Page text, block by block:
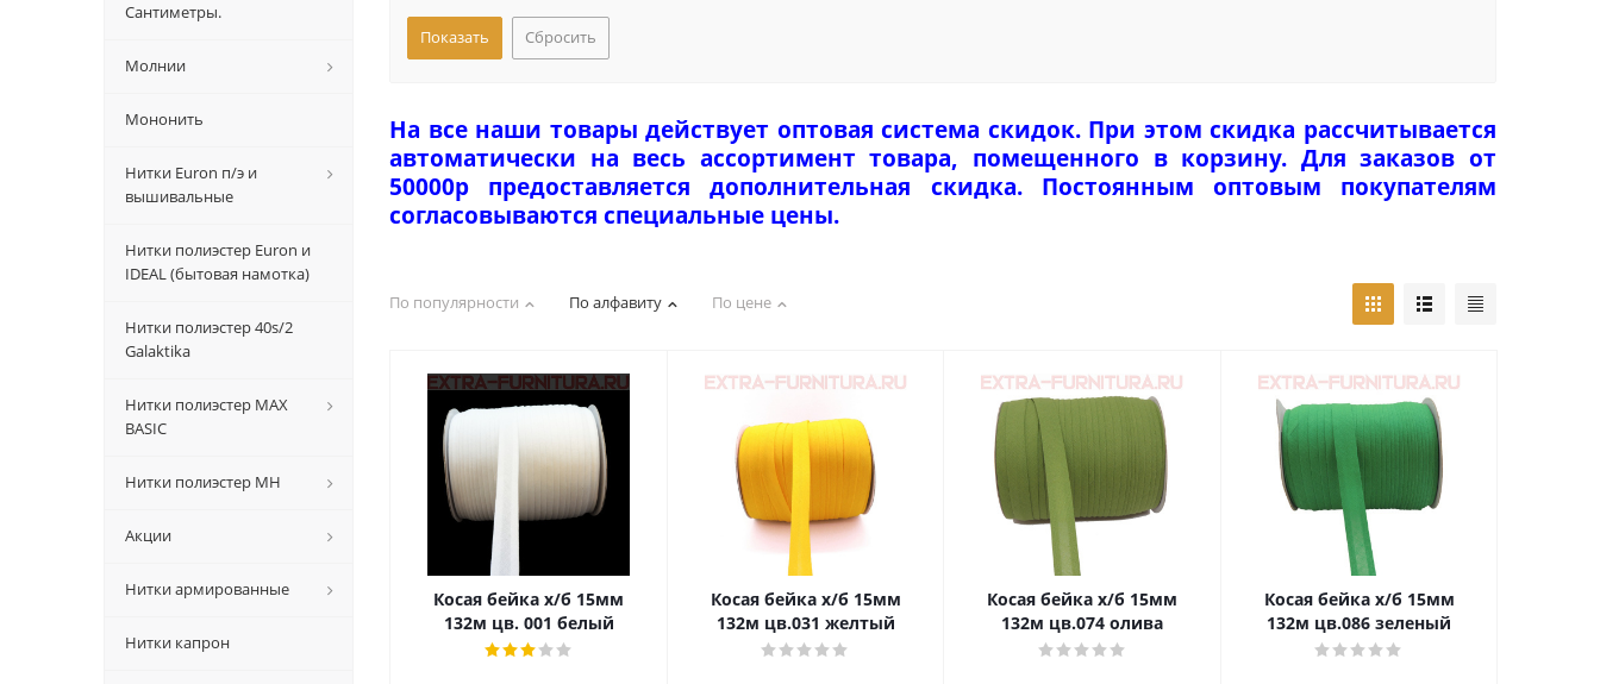
Сбросить
На все наши товары действует оптовая система скидок. При этом скидка рассчитывается
автоматически на весь ассортимент товара, помещенного в корзину. Для заказов от
50000р предоставляется дополнительная скидка. Постоянным оптовым покупателям
согласовываются специальные цены.
По популярности По алфавиту По цене
Косая бейка х/б 15мм
132м цв. 001 белый
Косая бейка х/б 15мм
132м цв.031 желтый
Косая бейка х/б 15мм
132м цв.074 олива
Косая бейка х/б 15мм
132м цв.086 зеленый
Сантиметры.
Молнии
Мононить
Нитки Euron п/э и
вышивальные
Нитки полиэстер Euron и
IDEAL (бытовая намотка)
Нитки полиэстер 40s/2
Galaktika
Нитки полиэстер MAX
BASIC
Нитки полиэстер MH
Акции
Нитки армированные
Нитки капрон